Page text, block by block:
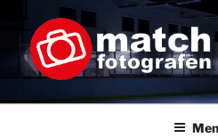
innehåll